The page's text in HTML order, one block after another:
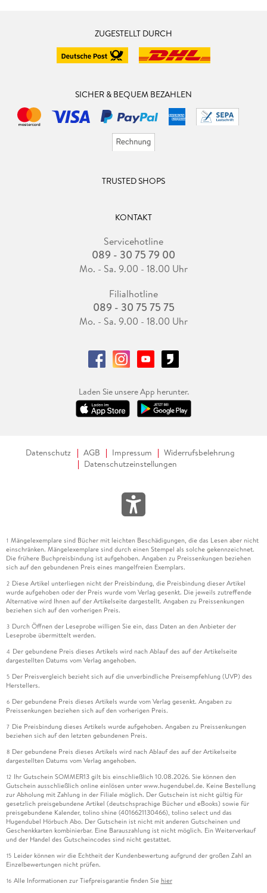
ZUGESTELLT DURCH
SICHER & BEQUEM BEZAHLEN
TRUSTED SHOPS
KONTAKT
Servicehotline
089 - 30 75 79 00
Mo. - Sa. 9.00 - 18.00 Uhr
Filialhotline
089 - 30 75 75 75
Mo. - Sa. 9.00 - 18.00 Uhr
Laden Sie unsere App herunter.
Datenschutz AGB Impressum
Widerrufsbelehrung
Datenschutzeinstellungen
1 Mängelexemplare sind Bücher mit leichten Beschädigungen, die das Lesen aber nicht
einschränken. Mängelexemplare sind durch einen Stempel als solche gekennzeichnet.
Die frühere Buchpreisbindung ist aufgehoben. Angaben zu Preissenkungen beziehen
sich auf den gebundenen Preis eines mangelfreien Exemplars.
2 Diese Artikel unterliegen nicht der Preisbindung, die Preisbindung dieser Artikel
wurde aufgehoben oder der Preis wurde vom Verlag gesenkt. Die jeweils zutreffende
Alternative wird Ihnen auf der Artikelseite dargestellt. Angaben zu Preissenkungen
beziehen sich auf den vorherigen Preis.
3 Durch Öffnen der Leseprobe willigen Sie ein, dass Daten an den Anbieter der
Leseprobe übermittelt werden.
4 Der gebundene Preis dieses Artikels wird nach Ablauf des auf der Artikelseite
dargestellten Datums vom Verlag angehoben.
5 Der Preisvergleich bezieht sich auf die unverbindliche Preisempfehlung (UVP) des
Herstellers.
6 Der gebundene Preis dieses Artikels wurde vom Verlag gesenkt. Angaben zu
Preissenkungen beziehen sich auf den vorherigen Preis.
7 Die Preisbindung dieses Artikels wurde aufgehoben. Angaben zu Preissenkungen
beziehen sich auf den letzten gebundenen Preis.
8 Der gebundene Preis dieses Artikels wird nach Ablauf des auf der Artikelseite
dargestellten Datums vom Verlag angehoben.
12 Ihr Gutschein SOMMER13 gilt bis einschließlich 10.08.2026. Sie können den
Gutschein ausschließlich online einlösen unter www.hugendubel.de. Keine Bestellung
zur Abholung mit Zahlung in der Filiale möglich. Der Gutschein ist nicht gültig für
gesetzlich preisgebundene Artikel (deutschsprachige Bücher und eBooks) sowie für
preisgebundene Kalender, tolino shine (4016621130466), tolino select und das
Hugendubel Hörbuch Abo. Der Gutschein ist nicht mit anderen Gutscheinen und
Geschenkkarten kombinierbar. Eine Barauszahlung ist nicht möglich. Ein Weiterverkauf
und der Handel des Gutscheincodes sind nicht gestattet.
15 Leider können wir die Echtheit der Kundenbewertung aufgrund der großen Zahl an
Einzelbewertungen nicht prüfen.
16 Alle Informationen zur Tiefpreisgarantie finden Sie hier